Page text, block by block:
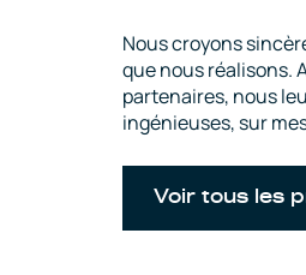
Nous croyons
que nous réalisons.
partenaires, nous
ingénieuses, sur
Voir tous les